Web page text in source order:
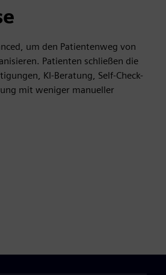
um den Patientenweg von
Patienten schließen die
KI-Beratung, Self-Check-
mit weniger manueller